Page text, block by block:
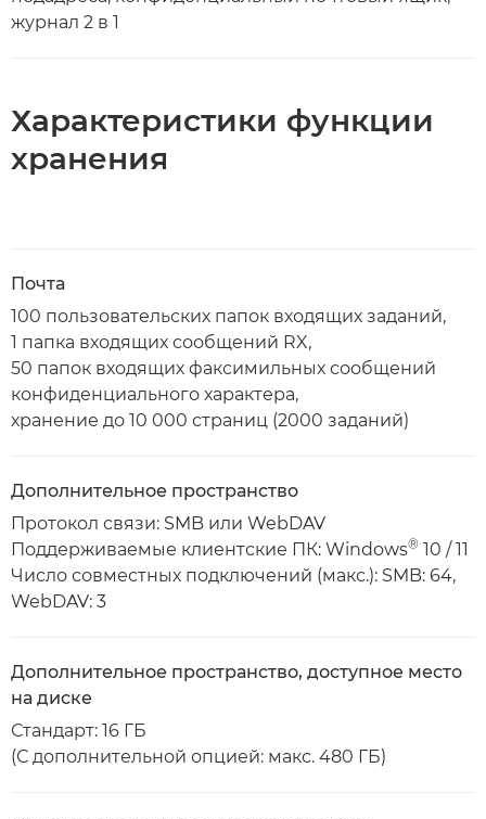
журнал 2 в 1
Характеристики функции
хранения
Почта
100 пользовательских папок входящих заданий,
1 папка входящих сообщений RX,
50 папок входящих факсимильных сообщений
конфиденциального характера,
хранение до 10 000 страниц (2000 заданий)
Дополнительное пространство
Протокол связи: SMB или WebDAV
Поддерживаемые клиентские ПК: Windows® 10 / 11
Число совместных подключений (макс.): SMB: 64,
WebDAV: 3
Дополнительное пространство, доступное место
на диске
Стандарт: 16 ГБ
(С дополнительной опцией: макс. 480 ГБ)